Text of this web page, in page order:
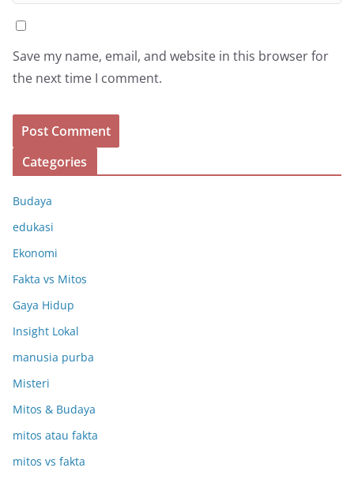
Save my name, email, and website in this browser for
the next time I comment.
Categories
Budaya
edukasi
Ekonomi
Fakta vs Mitos
Gaya Hidup
Insight Lokal
manusia purba
Misteri
Mitos & Budaya
mitos atau fakta
mitos vs fakta